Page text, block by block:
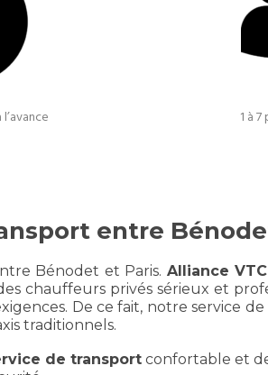
1 à
entre
Bénodet et Paris. Alliance VTC
chauffeurs privés sérieux et
De ce fait, notre service
traditionnels.
de transport confortable et